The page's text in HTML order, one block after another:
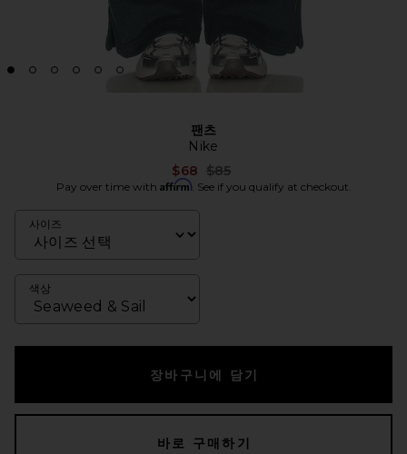
팬츠
Nike
$68 Previous price:
$85
Pay over time with Affirm. See if you qualify at checkout.
사이즈
색상
장바구니에 담기
바로 구매하기